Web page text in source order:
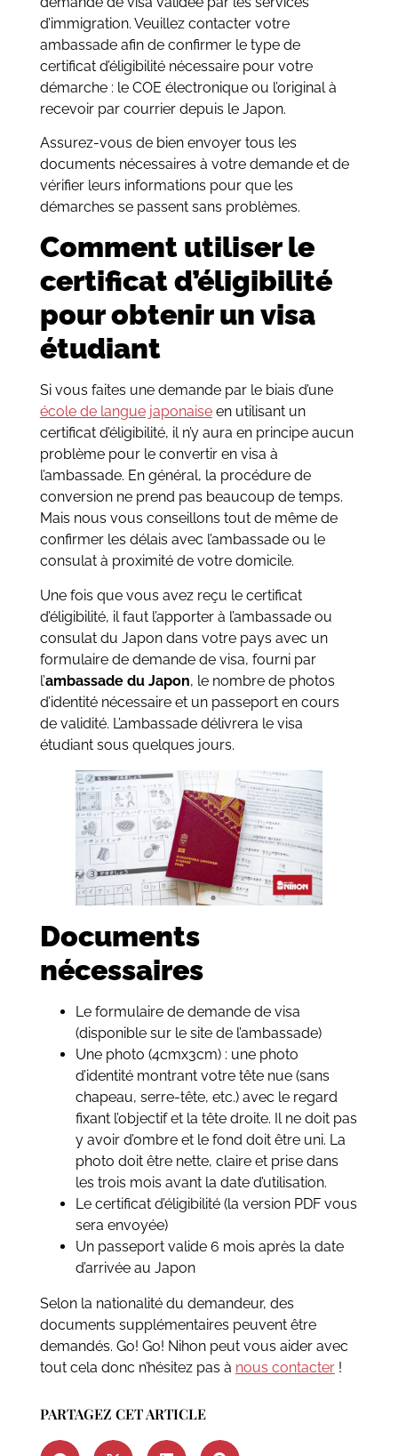
d’immigration. Veuillez contacter votre
ambassade afin de confirmer le type de
certificat d’éligibilité nécessaire pour votre
démarche : le COE électronique ou l’original à
recevoir par courrier depuis le Japon.
Assurez-vous de bien envoyer tous les
documents nécessaires à votre demande et de
vérifier leurs informations pour que les
démarches se passent sans problèmes.
Comment utiliser le
certificat d’éligibilité
pour obtenir un visa
étudiant
Si vous faites une demande par le biais d’une
école de langue japonaiseen utilisant un
certificat d’éligibilité, il n’y aura en principe aucun
problème pour le convertir en visa à
l’ambassade. En général, la procédure de
conversion ne prend pas beaucoup de temps.
Mais nous vous conseillons tout de même de
confirmer les délais avec l’ambassade ou le
consulat à proximité de votre domicile.
Une fois que vous avez reçu le certificat
d’éligibilité, il faut l’apporter à l’ambassade ou
consulat du Japon dans votre pays avec un
formulaire de demande de visa, fourni par
l’ambassade du Japon, le nombre de photos
d’identité nécessaire et un passeport en cours
de validité. L’ambassade délivrera le visa
étudiant sous quelques jours.
Documents
nécessaires
Le formulaire de demande de visa
(disponible sur le site de l’ambassade)
Une photo (4cmx3cm) : une photo
d’identité montrant votre tête nue (sans
chapeau, serre-tête, etc.) avec le regard
fixant l’objectif et la tête droite. Il ne doit pas
y avoir d’ombre et le fond doit être uni. La
photo doit être nette, claire et prise dans
les trois mois avant la date d’utilisation.
Le certificat d’éligibilité (la version PDF vous
sera envoyée)
Un passeport valide 6 mois après la date
d’arrivée au Japon
Selon la nationalité du demandeur, des
documents supplémentaires peuvent être
demandés. Go! Go! Nihon peut vous aider avec
tout cela donc n’hésitez pas à nous contacter!
PARTAGEZ CET ARTICLE